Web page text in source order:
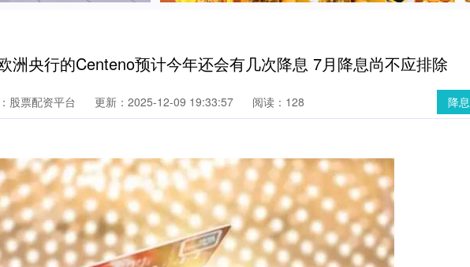
洲央行的Centeno预计今年还会有几次降息 7月降息尚不应排除
降息
股票配资平台 更新：2025-12-09 19:33:57 阅读：128